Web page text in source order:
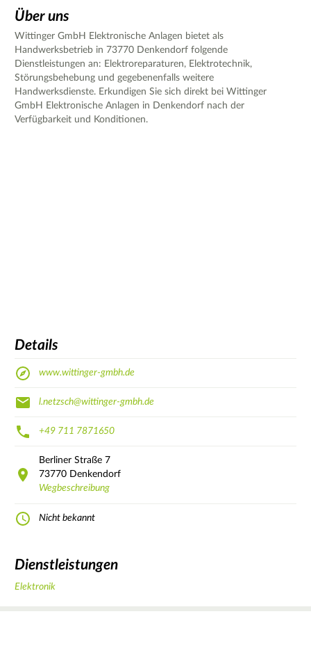
Über uns
Wittinger GmbH Elektronische Anlagen bietet als
Handwerksbetrieb in 73770 Denkendorf folgende
Dienstleistungen an: Elektroreparaturen, Elektrotechnik,
Störungsbehebung und gegebenenfalls weitere
Handwerksdienste. Erkundigen Sie sich direkt bei Wittinger
GmbH Elektronische Anlagen in Denkendorf nach der
Verfügbarkeit und Konditionen.
Details
www.wittinger-gmbh.de
l.netzsch@wittinger-gmbh.de
+49 711 7871650
Berliner Straße 7
73770 Denkendorf
Wegbeschreibung
Nicht bekannt
Dienstleistungen
Elektronik